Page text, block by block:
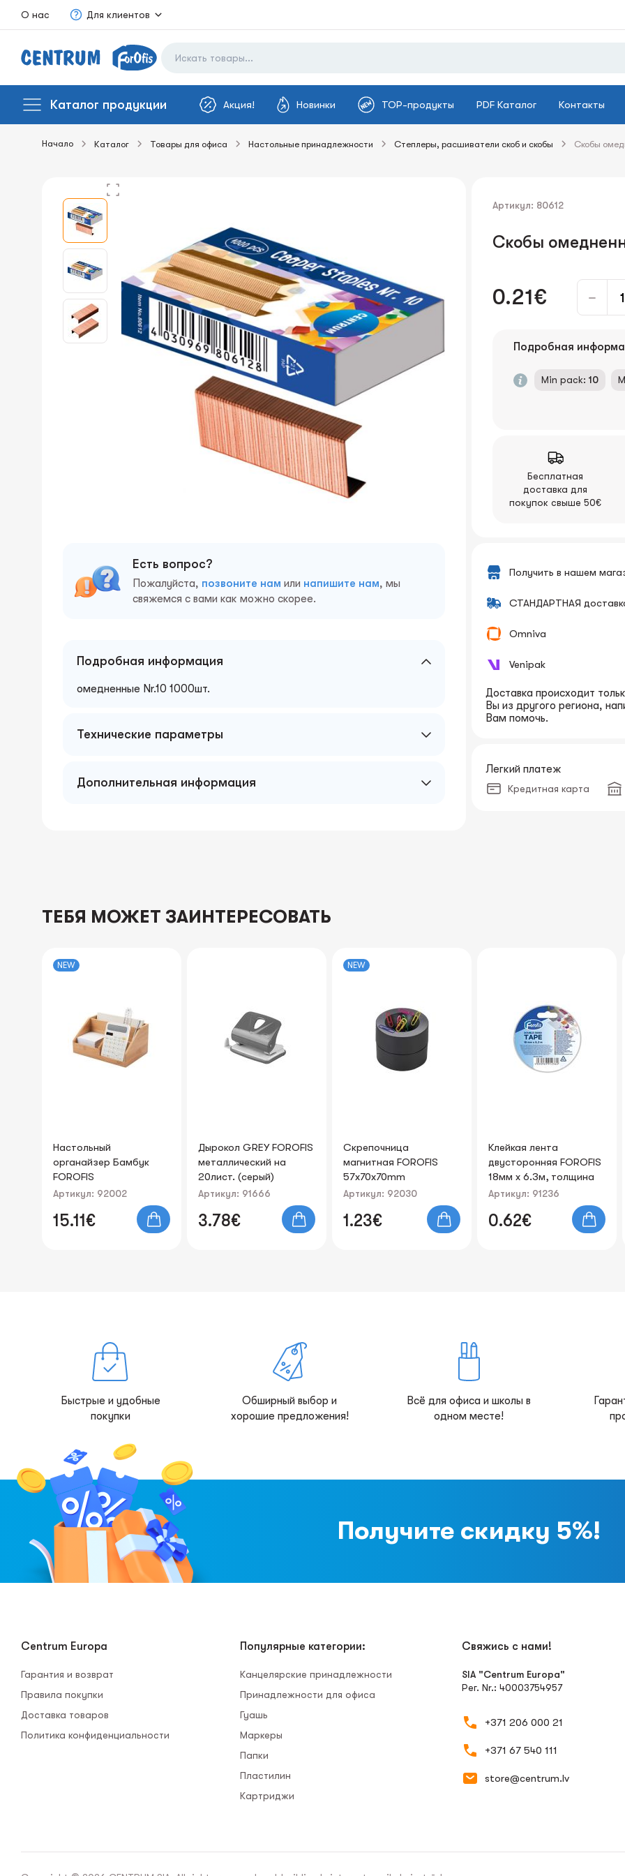
О нас Для клиентов
Каталог продукции Акция! Новинки TOP-продукты PDF Каталог Контакты
Начало Каталог Товары для офиса Настольные принадлежности Степлеры, расшиватели скоб и скобы Скобы
Есть вопрос?
Пожалуйста, позвоните нам или напишите нам, мы
свяжемся с вами как можно скорее.
Подробная информация
омедненные Nr.10 1000шт.
Технические параметры
Дополнительная информация
Артикул: 80612
Скобы
0.21€
Подробная
Min pack: 10
Бесплатная
доставка для
покупок свыше 50€
Получить в нашем
СТАНДАРТНАЯ
Omniva
Venipak
Доставка происходит
Вы из другого региона,
Вам помочь.
Легкий платеж
Кредитная карта
ТЕБЯ МОЖЕТ ЗАИНТЕРЕСОВАТЬ
Дырокол GREY FOROFIS
металлический на
20лист. (серый)
Артикул: 91666
3.78€
Скрепочница
магнитная FOROFIS
57x70x70mm
Артикул: 92030
1.23€
Клейкая лента
двусторонняя FOROFIS
18мм х 6.3м, толщина
80мк на бумажной
Артикул: 91236
0.62€
Зажимы для бумаг
FOROFIS 25mm 12шт.
черные
Артикул: 91367
0.65€
Быстрые и удобные
покупки
Обширный выбор и
хорошие предложения!
Всё для офиса и школы в
одном месте!
Получите скидку 5%!
Centrum Europa
Гарантия и возврат
Правила покупки
Доставка товаров
Политика конфиденциальности
Популярные категории:
Канцелярские принадлежности
Принадлежности для офиса
Гуашь
Маркеры
Папки
Пластилин
Картриджи
Свяжись с нами!
SIA "Centrum Europa"
Рег. Nr.: 40003754957
+371 206 000 21
+371 67 540 111
store@centrum.lv